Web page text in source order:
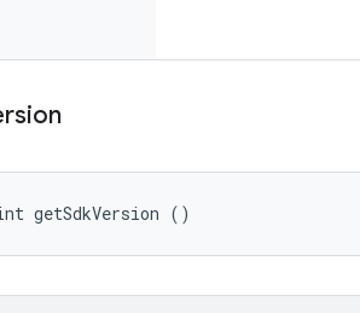
getSdkVersion ()